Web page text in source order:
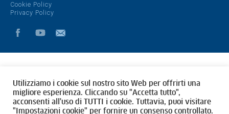
Cookie Policy
Privacy Policy
Utilizziamo i cookie sul nostro sito Web per offrirti una
migliore esperienza. Cliccando su "Accetta tutto",
acconsenti all'uso di TUTTI i cookie. Tuttavia, puoi visitare
"Impostazioni cookie" per fornire un consenso controllato.